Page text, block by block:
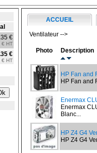
€
€ HT
€
€ HT
ACCUEIL
Ventilateur -->
Photo Description
HP Fan and
HP Fan and
Enermax
Enermax
Blanc...
HP Z4 G4
HP Z4 G4